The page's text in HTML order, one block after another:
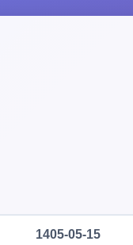
1405-05-15